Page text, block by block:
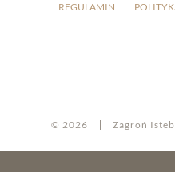
REGULAMIN
© 2026 Zagroń